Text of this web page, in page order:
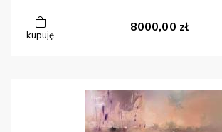
kupuję
8000,00 zł